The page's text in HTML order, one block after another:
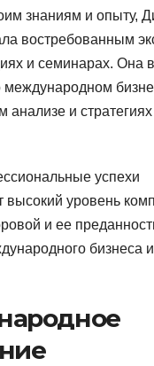
знаниям и опыту,
востребованным
и семинарах. Она
международном
анализе и
успехи
высокий уровень
и ее
бизнеса и